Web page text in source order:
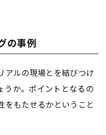
の事例
アルの現場とを結びつけ
うか。ポイントとなるの
をもたせるかということ